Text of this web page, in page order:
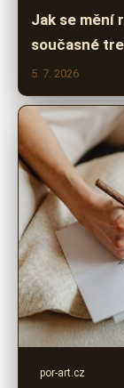
Jak se mění
současné
5. 7. 2026
por-art.cz